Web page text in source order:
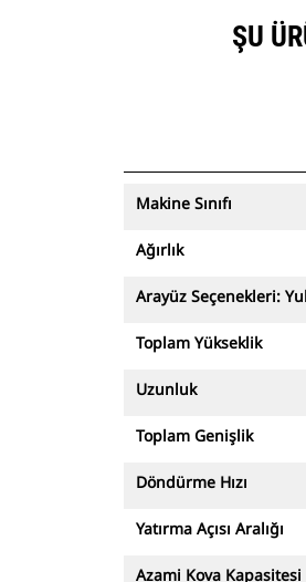
ŞU
Makine Sınıfı
Ağırlık
Arayüz Seçenekleri:
Toplam Yükseklik
Uzunluk
Toplam Genişlik
Döndürme Hızı
Yatırma Açısı Aralığı
Azami Kova Kapasitesi